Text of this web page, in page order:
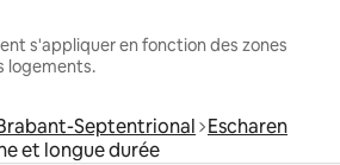
s'appliquer en fonction des zones
logements.
Septentrional Escharen
et longue durée